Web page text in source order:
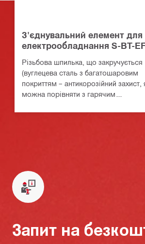
З'єднувальний елемент для
електрообладнання S-BT-
Різьбова шпилька, що закручується
(вуглецева сталь з багатошаровим
покриттям – антикорозійний захист,
можна порівняти з гарячим
Запит на